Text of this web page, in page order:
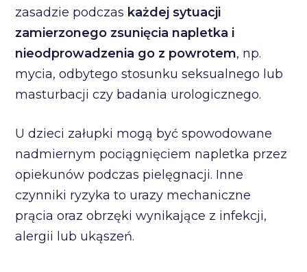
zasadzie podczas każdej sytuacji
zamierzonego zsunięcia napletka i
nieodprowadzenia go z powrotem, np.
mycia, odbytego stosunku seksualnego lub
masturbacji czy badania urologicznego.
U dzieci załupki mogą być spowodowane
nadmiernym pociągnięciem napletka przez
opiekunów podczas pielęgnacji. Inne
czynniki ryzyka to urazy mechaniczne
prącia oraz obrzęki wynikające z infekcji,
alergii lub ukąszeń.